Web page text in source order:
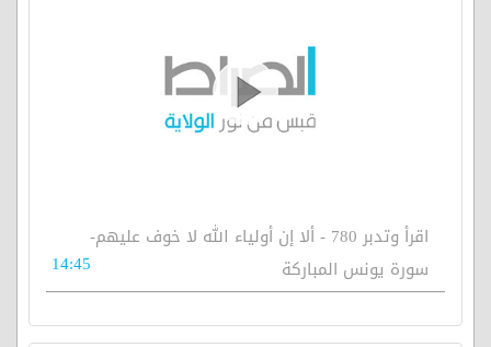
اقرأ وتدبر 780 - ألا إن أولياء الله لا خوف عليهم-
سورة يونس المباركة
14:45